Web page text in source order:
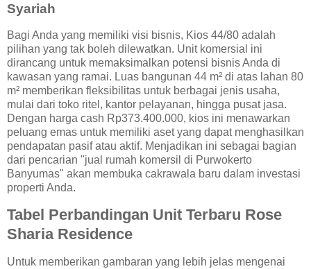
Syariah
Bagi Anda yang memiliki visi bisnis, Kios 44/80 adalah
pilihan yang tak boleh dilewatkan. Unit komersial ini
dirancang untuk memaksimalkan potensi bisnis Anda di
kawasan yang ramai. Luas bangunan 44 m² di atas lahan 80
m² memberikan fleksibilitas untuk berbagai jenis usaha,
mulai dari toko ritel, kantor pelayanan, hingga pusat jasa.
Dengan harga cash Rp373.400.000, kios ini menawarkan
peluang emas untuk memiliki aset yang dapat menghasilkan
pendapatan pasif atau aktif. Menjadikan ini sebagai bagian
dari pencarian "jual rumah komersil di Purwokerto
Banyumas" akan membuka cakrawala baru dalam investasi
properti Anda.
Tabel Perbandingan Unit Terbaru Rose
Sharia Residence
Untuk memberikan gambaran yang lebih jelas mengenai